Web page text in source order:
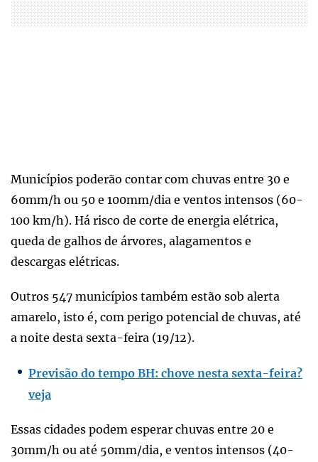
Municípios poderão contar com chuvas entre 30 e
60mm/h ou 50 e 100mm/dia e ventos intensos (60-
100 km/h). Há risco de corte de energia elétrica,
queda de galhos de árvores, alagamentos e
descargas elétricas.
Outros 547 municípios também estão sob alerta
amarelo, isto é, com perigo potencial de chuvas, até
a noite desta sexta-feira (19/12).
Previsão do tempo BH: chove nesta sexta-feira?
veja
Essas cidades podem esperar chuvas entre 20 e
30mm/h ou até 50mm/dia, e ventos intensos (40-